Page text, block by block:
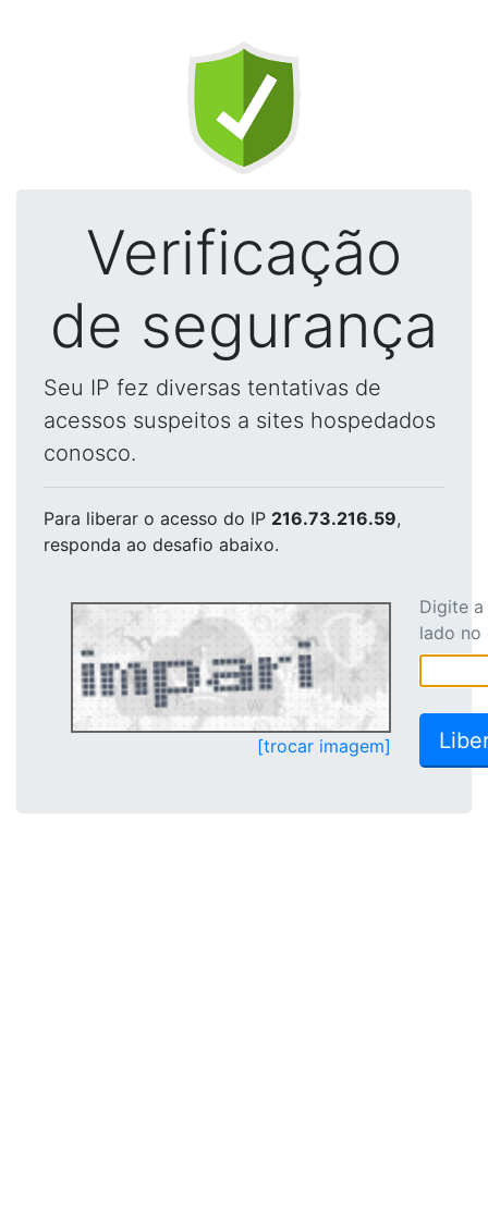
Verificação
de segurança
Seu IP fez diversas tentativas de
acessos suspeitos a sites hospedados
conosco.
Para liberar o acesso do IP 216.73.216.59,
responda ao desafio abaixo.
[trocar imagem]
Digite
lado no